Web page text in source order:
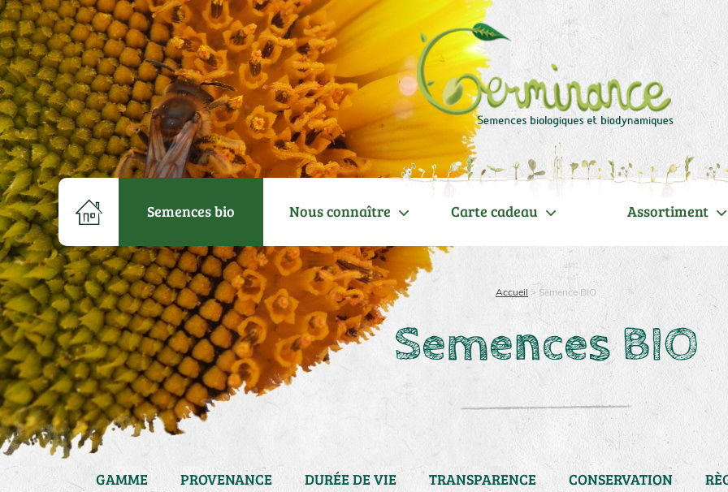
Semences bio Nous connaître Carte cadeau Assortiment
Accueil > Semence BIO
Semences BIO
GAMME PROVENANCE DURÉE DE VIE TRANSPARENCE CONSERVATION